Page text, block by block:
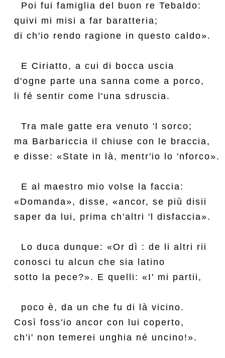
  Poi fui famiglia del buon re Tebaldo:
quivi mi misi a far baratteria;
di ch'io rendo ragione in questo caldo».
  E Ciriatto, a cui di bocca uscia
d'ogne parte una sanna come a porco,
li fé sentir come l'una sdruscia.
  Tra male gatte era venuto 'l sorco;
ma Barbariccia il chiuse con le braccia,
e disse: «State in là, mentr'io lo 'nforco».
  E al maestro mio volse la faccia:
«Domanda», disse, «ancor, se più disii
saper da lui, prima ch'altri 'l disfaccia».
  Lo duca dunque: «Or dì : de li altri rii
conosci tu alcun che sia latino
sotto la pece?». E quelli: «I' mi partii,
  poco è, da un che fu di là vicino.
Così foss'io ancor con lui coperto,
ch'i' non temerei unghia né uncino!».